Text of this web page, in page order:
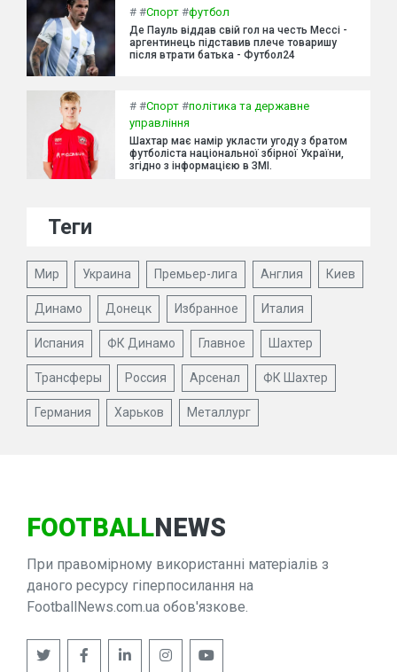
# #Спорт #футбол
Де Пауль віддав свій гол на честь Мессі -
аргентинець підставив плече товаришу
після втрати батька - Футбол24
# #Спорт #політика та державне
управління
Шахтар має намір укласти угоду з братом
футболіста національної збірної України,
згідно з інформацією в ЗМІ.
Теги
Мир Украина Премьер-лига Англия Киев
Динамо Донецк Избранное Италия
Испания ФК Динамо Главное Шахтер
Трансферы Россия Арсенал ФК Шахтер
Германия Харьков Металлург
FOOTBALLNEWS
При правомірному використанні матеріалів з
даного ресурсу гіперпосилання на
FootballNews.com.ua обов'язкове.